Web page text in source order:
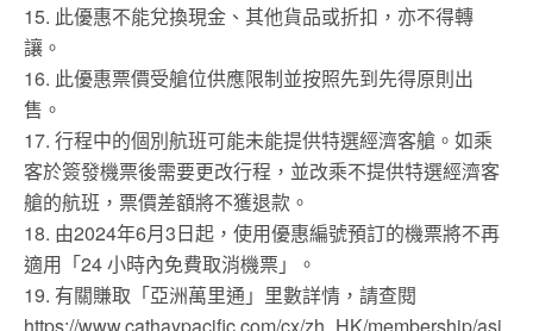
15. 此優惠不能兌換現金、其他貨品或折扣，亦不得轉
讓。
16. 此優惠票價受艙位供應限制並按照先到先得原則出
售。
17. 行程中的個別航班可能未能提供特選經濟客艙。如乘
客於簽發機票後需要更改行程，並改乘不提供特選經濟客
艙的航班，票價差額將不獲退款。
18. 由2024年6月3日起，使用優惠編號預訂的機票將不再
適用「24 小時內免費取消機票」。
19. 有關賺取「亞洲萬里通」里數詳情，請查閱